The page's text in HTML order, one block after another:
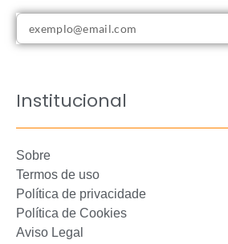
Institucional
Sobre
Termos de uso
Política de privacidade
Política de Cookies
Aviso Legal